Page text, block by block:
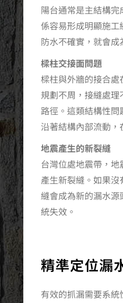
陽台通常是主結構
係容易形成明顯施
防水不確實，就會成
樑柱交接面問題
樑柱與外牆的接合
規劃不周，接縫處
路徑。這類結構性
沿著結構內部流動，
地震產生的新裂縫
台灣位處地震帶，
產生新裂縫。如果
縫會成為新的漏水源
統失效。
精準定位漏
有效的抓漏需要系